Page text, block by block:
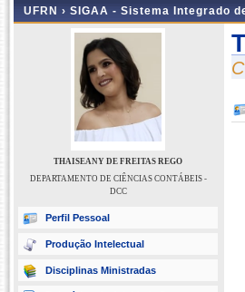
UFRN › SIGAA - Sistema Integrado
THAISEANY DE FREITAS REGO
DEPARTAMENTO DE CIÊNCIAS CONTÁBEIS -
DCC
Perfil Pessoal
Produção Intelectual
Disciplinas Ministradas